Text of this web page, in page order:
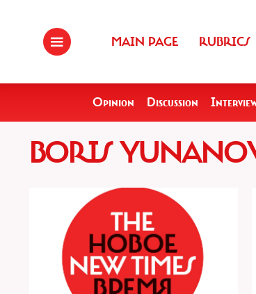
MAIN PAGE RUBRICS
Opinion Discussion
BORIS